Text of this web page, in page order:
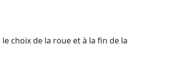
choix de la roue et à la fin de la